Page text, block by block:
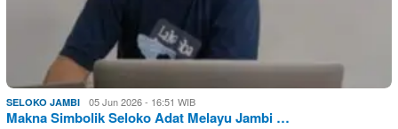
SELOKO JAMBI 05 Jun 2026 - 16:51 WIB
Makna Simbolik Seloko Adat Melayu Jambi …